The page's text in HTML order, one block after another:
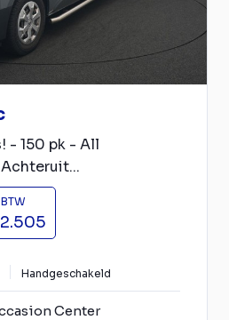
- 150 pk - All
Handgeschakeld
Center